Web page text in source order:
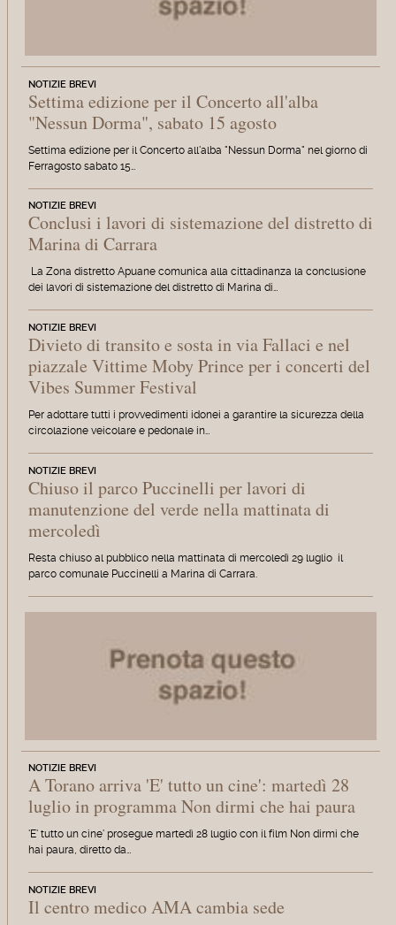
NOTIZIE BREVI
Settima edizione per il Concerto all'alba
"Nessun Dorma", sabato 15 agosto
Settima edizione per il Concerto all'alba "Nessun Dorma" nel giorno di
Ferragosto sabato 15…
NOTIZIE BREVI
Conclusi i lavori di sistemazione del distretto di
Marina di Carrara
La Zona distretto Apuane comunica alla cittadinanza la conclusione
dei lavori di sistemazione del distretto di Marina di…
NOTIZIE BREVI
Divieto di transito e sosta in via Fallaci e nel
piazzale Vittime Moby Prince per i concerti del
Vibes Summer Festival
Per adottare tutti i provvedimenti idonei a garantire la sicurezza della
circolazione veicolare e pedonale in…
NOTIZIE BREVI
Chiuso il parco Puccinelli per lavori di
manutenzione del verde nella mattinata di
mercoledì
Resta chiuso al pubblico nella mattinata di mercoledì 29 luglio il
parco comunale Puccinelli a Marina di Carrara.
NOTIZIE BREVI
A Torano arriva 'E' tutto un cine': martedì 28
luglio in programma Non dirmi che hai paura
'E' tutto un cine' prosegue martedì 28 luglio con il film Non dirmi che
hai paura, diretto da…
NOTIZIE BREVI
Il centro medico AMA cambia sede